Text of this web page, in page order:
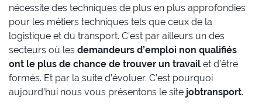
nécessite des techniques de plus en plus approfondies
pour les métiers techniques tels que ceux de la
logistique et du transport. C’est par ailleurs un des
secteurs où les demandeurs d’emploi non qualifiés
ont le plus de chance de trouver un travail et d’être
formés. Et par la suite d’évoluer. C’est pourquoi
aujourd’hui nous vous présentons le site jobtransport.